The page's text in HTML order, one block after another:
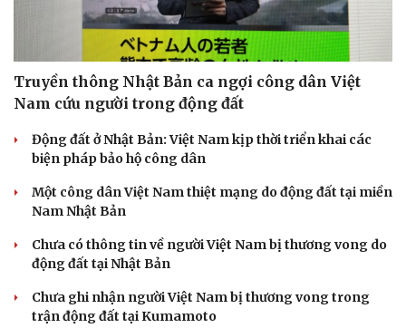
Truyền thông Nhật Bản ca ngợi công dân Việt
Nam cứu người trong động đất
Động đất ở Nhật Bản: Việt Nam kịp thời triển khai các
biện pháp bảo hộ công dân
Một công dân Việt Nam thiệt mạng do động đất tại miền
Nam Nhật Bản
Chưa có thông tin về người Việt Nam bị thương vong do
động đất tại Nhật Bản
Chưa ghi nhận người Việt Nam bị thương vong trong
trận động đất tại Kumamoto